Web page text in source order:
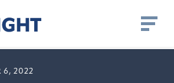
6, 2022